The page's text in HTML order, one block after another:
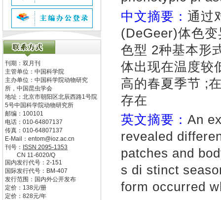
刊期：双月刊
主管单位： 中国科学院
主办单位： 中国科学院动物研究
所，中国昆虫学会
地址： 北京市朝阳区北辰西路1号院
5号中国科学院动物研究所
邮编： 100101
电话： 010-64807137
传真： 010-64807137
E-Mail： entom@ioz.ac.cn
刊号： ISSN 2095-1353
CN 11-6020/Q
国内发行代号： 2-151
国际发行代号： BM-407
发行范围：国内外公开发布
定价： 138元/册
定价： 828元/年
中文摘要： 通过
(DeGeer)体色
色型 2种基本形
体出现在温度较
高的春夏季节 ;
存在
英文摘要： An
revealed
patches and
s di stinct
form occurred